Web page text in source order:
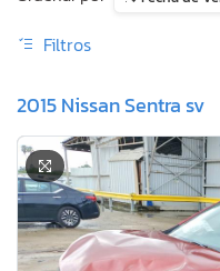
Filtros
2015 Nissan Sentra sv